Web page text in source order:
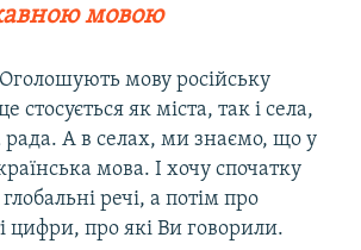
мовою
Оголошують мову російську
стосується як міста, так і села,
рада. А в селах, ми знаємо, що у
мова. І хочу спочатку
речі, а потім про
цифри, про які Ви говорили.